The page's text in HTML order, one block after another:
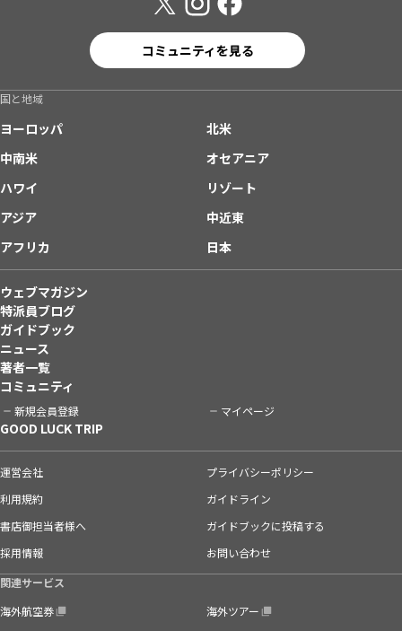
コミュニティを見る
国と地域
ヨーロッパ
北米
中南米
オセアニア
ハワイ
リゾート
アジア
中近東
アフリカ
日本
ウェブマガジン
特派員ブログ
ガイドブック
ニュース
著者一覧
コミュニティ
新規会員登録 マイページ
GOOD LUCK TRIP
運営会社
プライバシーポリシー
利用規約
ガイドライン
書店御担当者様へ
ガイドブックに投稿する
採用情報
お問い合わせ
関連サービス
海外航空券
海外ツアー